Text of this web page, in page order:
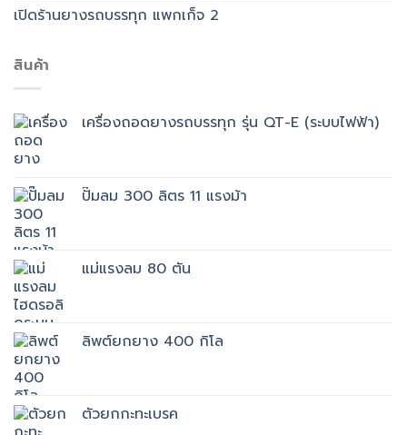
เปิดร้านยางรถบรรทุก แพกเก็จ 2
สินค้า
เครื่องถอดยางรถบรรทุก รุ่น QT-E (ระบบไฟฟ้า)
ปั๊มลม 300 ลิตร 11 แรงม้า
แม่แรงลม 80 ตัน
ลิพต์ยกยาง 400 กิโล
ตัวยกกะทะเบรค